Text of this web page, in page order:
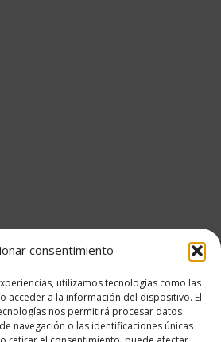
consentimiento
utilizamos tecnologías como las
acceder a la información del dispositivo. El
nos permitirá procesar datos
navegación o las identificaciones únicas
ESAH
por